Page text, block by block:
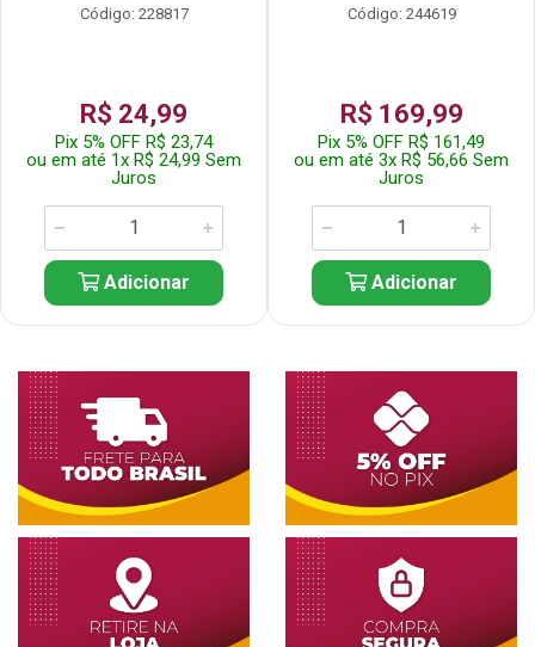
Código: 228817
R$ 24,99
Pix 5% OFF R$ 23,74
ou em até 1x R$ 24,99 Sem
Juros
Adicionar
Código: 244619
R$ 169,99
Pix 5% OFF R$ 161,49
ou em até 3x R$ 56,66 Sem
Juros
Adicionar